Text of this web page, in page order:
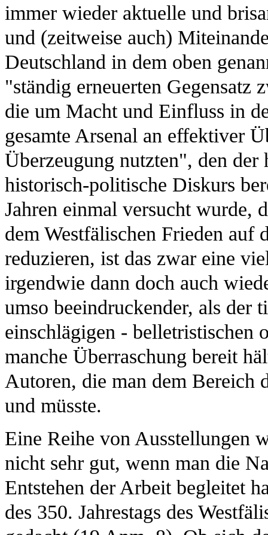
immer wieder aktuelle und
und (zeitweise auch)
Deutschland in dem oben
"ständig erneuerten
die um Macht und Einfluss in
gesamte Arsenal an effektiver
Überzeugung nutzten", den der
historisch-politische Diskurs
Jahren einmal versucht wurde,
dem Westfälischen Frieden auf
reduzieren, ist das zwar eine
irgendwie dann doch auch
umso beeindruckender, als
einschlägigen - belletristischen
manche Überraschung bereit
Autoren, die man dem Bereich
und müsste.
Eine Reihe von Ausstellungen
nicht sehr gut, wenn man die
Entstehen der Arbeit begleitet
des 350. Jahrestags des